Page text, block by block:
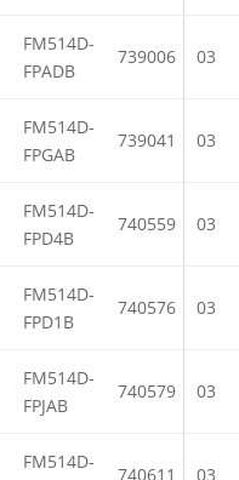
FM514D-
FPADB
739006 03
FM514D-
FPGAB
739041 03
FM514D-
FPD4B
740559 03
FM514D-
FPD1B
740576 03
FM514D-
FPJAB
740579 03
FM514D-
740611 03